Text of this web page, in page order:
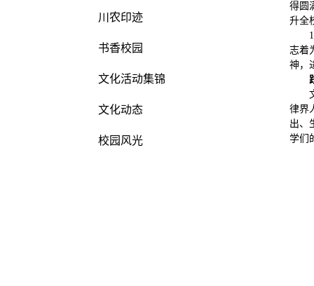
川农印迹
书香校园
文化活动集锦
文化动态
校园风光
得圆
升全
志着
神，
律界
出、
学们